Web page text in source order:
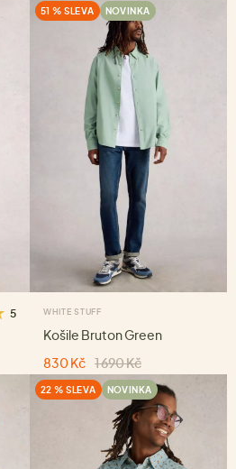
5
51 % SLEVA NOVINKA
WHITE STUFF
Košile Bruton Green
830 Kč 1 690 Kč
22 % SLEVA NOVINKA